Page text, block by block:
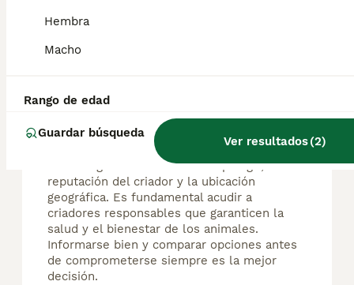
Hembra
Macho
Rango de edad
Guardar búsqueda
Ver resultados(2)
¿Cuánto vale un gatito
El coste de adquisición de esta raza puede
variar según factores como el pedigrí, la
reputación del criador y la ubicación
geográfica. Es fundamental acudir a
criadores responsables que garanticen la
salud y el bienestar de los animales.
Informarse bien y comparar opciones antes
de comprometerse siempre es la mejor
decisión.